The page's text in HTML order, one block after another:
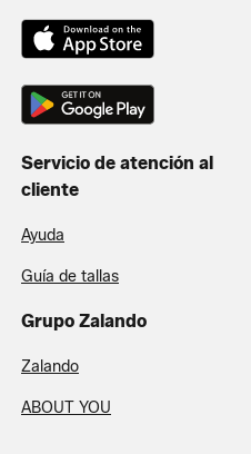
Servicio de atención al
cliente
Ayuda
Guía de tallas
Grupo Zalando
Zalando
ABOUT YOU